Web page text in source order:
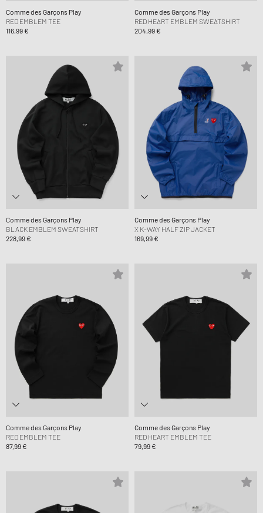
Comme des Garçons Play
RED EMBLEM TEE
116,99 €
Comme des Garçons Play
RED HEART EMBLEM SWEATSHIRT
204,99 €
Comme des Garçons Play
BLACK EMBLEM SWEATSHIRT
228,99 €
Comme des Garçons Play
X K-WAY HALF ZIP JACKET
169,99 €
Comme des Garçons Play
RED EMBLEM TEE
87,99 €
Comme des Garçons Play
RED HEART EMBLEM TEE
79,99 €